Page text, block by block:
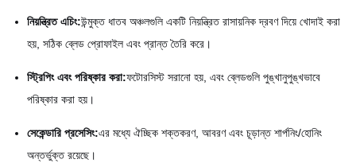
নিয়ন্ত্রিত এচিং:উন্মুক্ত ধাতব অঞ্চলগুলি একটি নিয়ন্ত্রিত রাসায়নিক দ্রবণ দিয়ে খোদাই করা
হয়, সঠিক ব্লেড প্রোফাইল এবং প্রান্ত তৈরি করে।
স্ট্রিপিং এবং পরিষ্কার করা:ফটোরসিস্ট সরানো হয়, এবং ব্লেডগুলি পুঙ্খানুপুঙ্খভাবে
পরিষ্কার করা হয়।
সেকেন্ডারি প্রসেসিং:এর মধ্যে ঐচ্ছিক শক্তকরণ, আবরণ এবং চূড়ান্ত শার্পনিং/হোনিং
অন্তর্ভুক্ত রয়েছে।